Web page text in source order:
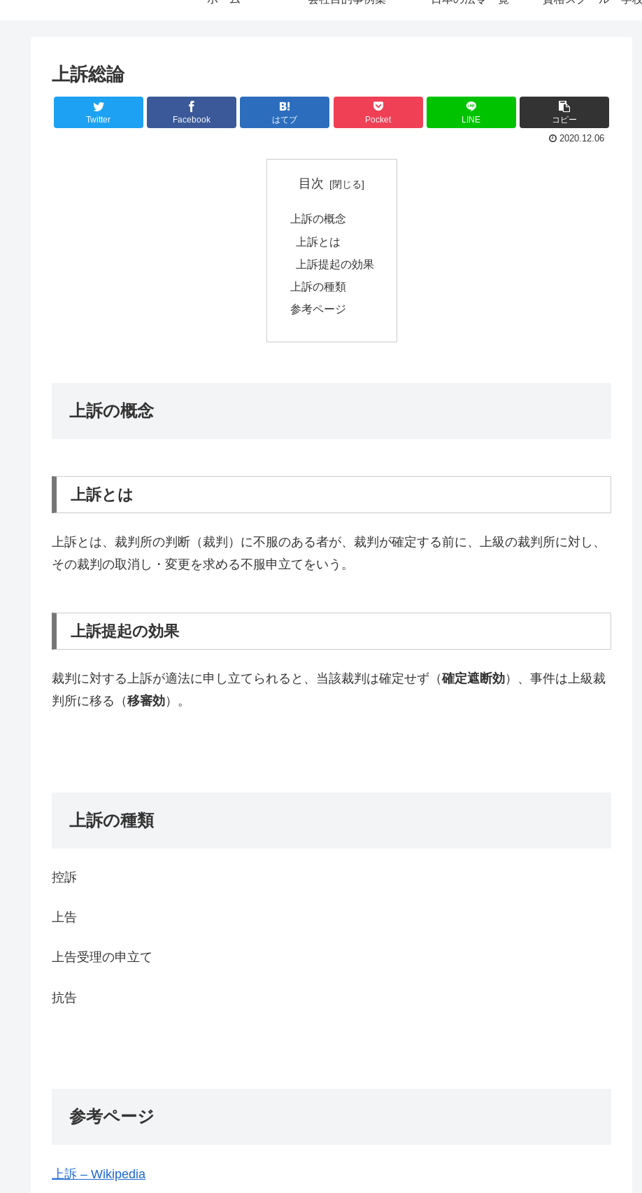
上訴総論
Twitter Facebook はてブ Pocket LINE
コピー
2020.12.06
目次
上訴の概念
上訴とは
上訴提起の効果
上訴の種類
参考ページ
上訴の概念
上訴とは
上訴とは、裁判所の判断（裁判）に不服のある者が、裁判が確定する前に、上級の裁判所に対し、
その裁判の取消し・変更を求める不服申立てをいう。
上訴提起の効果
裁判に対する上訴が適法に申し立てられると、当該裁判は確定せず（確定遮断効）、事件は上級裁
判所に移る（移審効）。
上訴の種類
控訴
上告
上告受理の申立て
抗告
参考ページ
上訴 – Wikipedia